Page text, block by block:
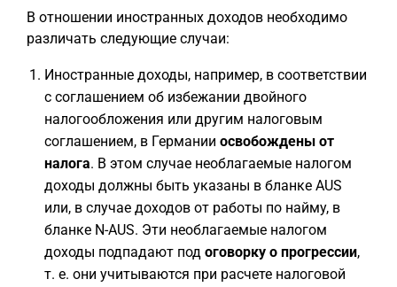
В отношении иностранных доходов необходимо
различать следующие случаи:
Иностранные доходы, например, в соответствии
с соглашением об избежании двойного
налогообложения или другим налоговым
соглашением, в Германии освобождены от
налога. В этом случае необлагаемые налогом
доходы должны быть указаны в бланке AUS
или, в случае доходов от работы по найму, в
бланке N-AUS. Эти необлагаемые налогом
доходы подпадают под оговорку о прогрессии,
т. е. они учитываются при расчете налоговой